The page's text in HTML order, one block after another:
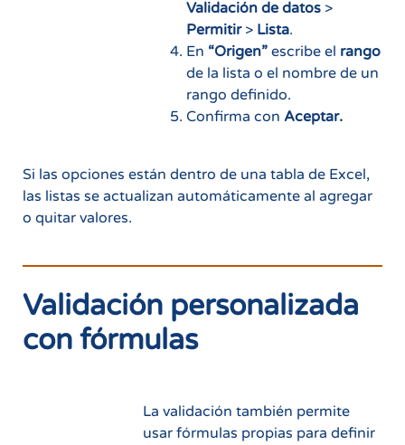
Validación de datos>
Permitir>Lista.
En “Origen”escribe el rango
de la lista o el nombre de un
rango definido.
Confirma con Aceptar.
Si las opciones están dentro de una tabla de Excel,
las listas se actualizan automáticamente al agregar
o quitar valores.
Validación personalizada
con fórmulas
La validación también permite
usar fórmulas propias para definir